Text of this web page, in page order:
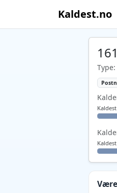
Kaldest.no
Type:
Kaldest
Kaldest